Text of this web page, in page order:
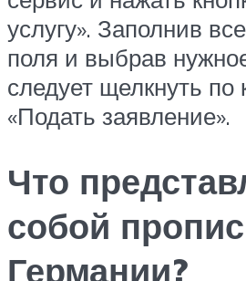
услугу». Заполнив
поля и выбрав
следует щелкнуть по
«Подать заявление».
Что
собой
Германии?